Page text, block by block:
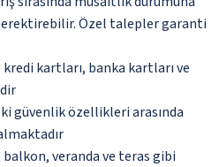
Özel talepler garanti
kartları, banka kartları ve
güvenlik özellikleri arasında
veranda ve teras gibi